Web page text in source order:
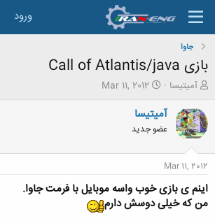
ورود
جاوا
بازی Call of Atlantis/java
ش
و
ع
ک
ه
م
و
آمیتیسا
ت
ر
ی
خ
ع
Mar 11, 2012
آمیتیسا
عضو جدید
Mar 11, 2012
اینم ی بازی خوب واسه موبایل با فرمت جاوا.
من که خیلی دوسش دارم